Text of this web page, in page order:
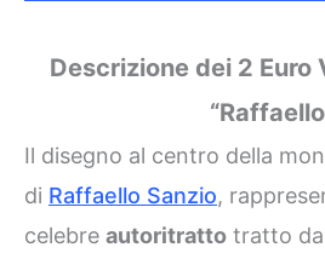
Descrizione dei 2
Il disegno al centro della
di Raffaello Sanzio,
celebre autoritratto tratto